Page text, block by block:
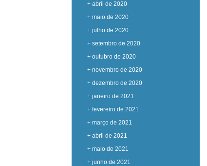
+ abril de 2020
+ maio de 2020
+ julho de 2020
+ setembro de 2020
+ outubro de 2020
+ novembro de 2020
+ dezembro de 2020
+ janeiro de 2021
+ fevereiro de 2021
+ março de 2021
+ abril de 2021
+ maio de 2021
+ junho de 2021